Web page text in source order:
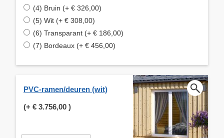
(4) Bruin (+ € 326,00)
(5) Wit (+ € 308,00)
(6) Transparant (+ € 186,00)
(7) Bordeaux (+ € 456,00)
PVC-ramen/deuren (wit)
(+ € 3.756,00 )